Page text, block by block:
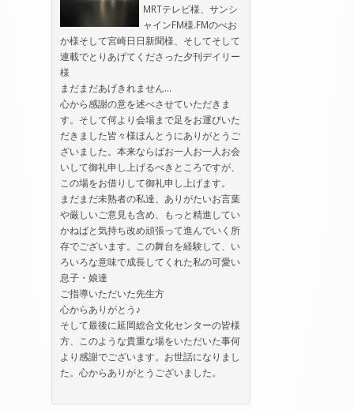
MRTテレビ様、サンシ
ャインFM様.FMのべお
か様そして宮崎日日新聞様、そしてそして
連載でとりあげてくださった夕刊デイリー
様
まだまだあげきれません…
心から感謝の意を述べさせていただきま
す。そして何より会場まで足をお運びいた
だきました皆々様ほんとうにありがとうご
ざいました。本来ならばお一人お一人お会
いして御礼申し上げるべきところですが、
この場をお借りして御礼申し上げます。
まだまだ未熟者の私達、ありがたいお言葉
や厳しいご意見も含め、もっと精進してい
かねばと気持ち改め頑張って進んでいく所
存でございます。この舞台を経験して、い
ろいろな意味で成長してくれた私の可愛い
息子・娘達
ご指導いただいた先生方
心からありがとう♪
そして最後に延岡総合文化センターの皆様
方、このような貴重な場をいただいた事何
より感謝でございます。お世話になりまし
た。心からありがとうございました。